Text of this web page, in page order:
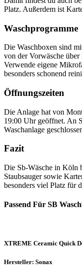
Platz. Außerdem ist
Waschprogramme
Die Waschboxen sind
von der Vorwäsche
Verwende eigene
besonders schonend
Öffnungszeiten
Die Anlage hat von
19:00 Uhr geöffnet. An
Waschanlage
Fazit
Die Sb-Wäsche in Köln
Staubsauger sowie
besonders viel Platz für
Passend Für SB
XTREME Ceramic Quick
Hersteller: Sonax